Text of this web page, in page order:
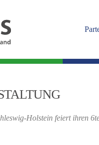
Holstein feiert ihren